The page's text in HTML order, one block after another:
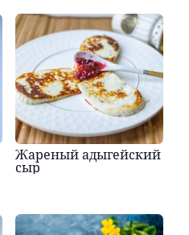
Жареный адыгейский
сыр